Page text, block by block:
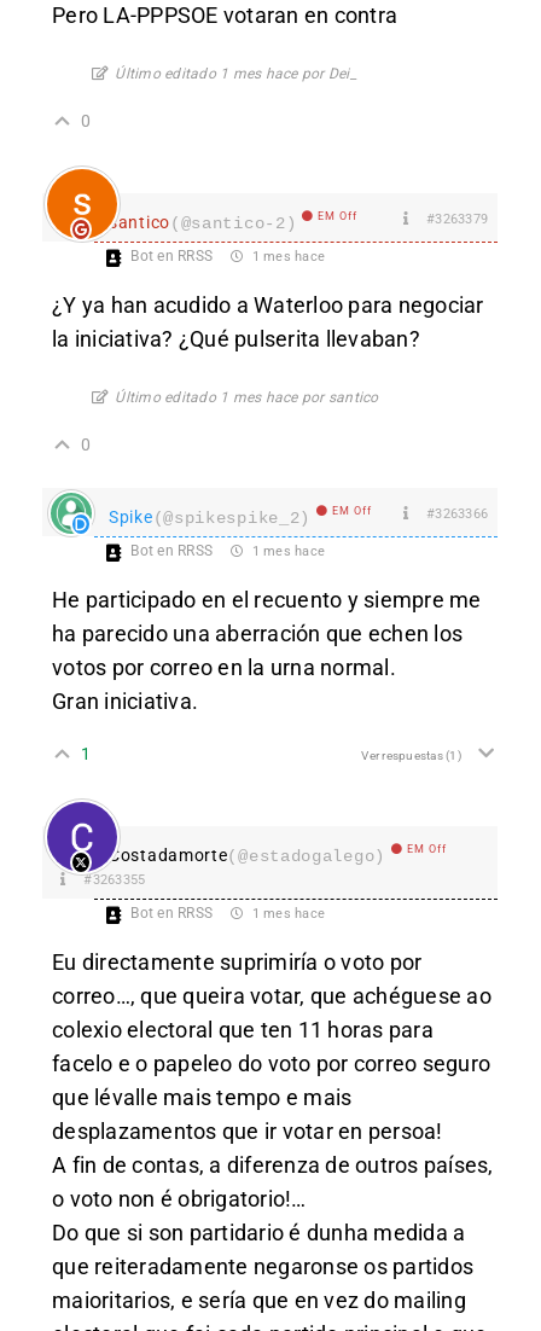
Pero LA-PPPSOE votaran en contra
Último editado 1 mes hace por Dei_
0
santico(@santico-2) EM Off #3263379
Bot en RRSS 1 mes hace
¿Y ya han acudido a Waterloo para negociar
la iniciativa? ¿Qué pulserita llevaban?
Último editado 1 mes hace por santico
0
Spike(@spikespike_2) EM Off #3263366
Bot en RRSS 1 mes hace
He participado en el recuento y siempre me
ha parecido una aberración que echen los
votos por correo en la urna normal.
Gran iniciativa.
1 Ver respuestas(1)
Costadamorte(@estadogalego) EM Off
#3263355
Bot en RRSS 1 mes hace
Eu directamente suprimiría o voto por
correo…, que queira votar, que achéguese ao
colexio electoral que ten 11 horas para
facelo e o papeleo do voto por correo seguro
que lévalle mais tempo e mais
desplazamentos que ir votar en persoa!
A fin de contas, a diferenza de outros países,
o voto non é obrigatorio!…
Do que si son partidario é dunha medida a
que reiteradamente negaronse os partidos
maioritarios, e sería que en vez do mailing